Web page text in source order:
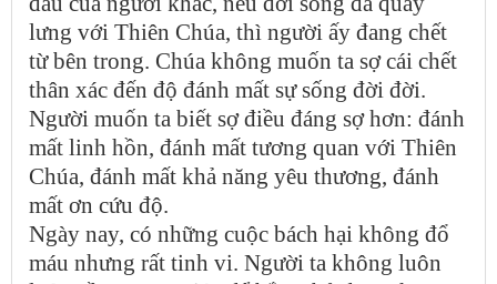
lưng với Thiên Chúa, thì người ấy đang chết
từ bên trong. Chúa không muốn ta sợ cái chết
thân xác đến độ đánh mất sự sống đời đời.
Người muốn ta biết sợ điều đáng sợ hơn: đánh
mất linh hồn, đánh mất tương quan với Thiên
Chúa, đánh mất khả năng yêu thương, đánh
mất ơn cứu độ.
Ngày nay, có những cuộc bách hại không đổ
máu nhưng rất tinh vi. Người ta không luôn